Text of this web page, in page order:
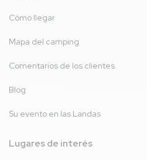
Cómo llegar
Mapa del camping
Comentarios de los clientes
Blog
Su evento en las Landas
Lugares de interés